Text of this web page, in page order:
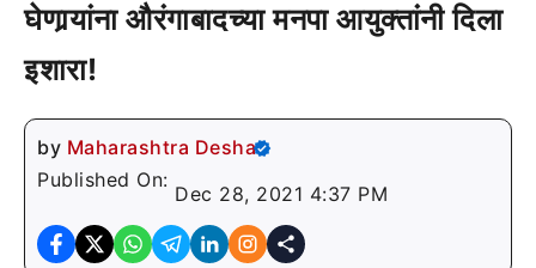
घेणार्‍यांना औरंगाबादच्या मनपा आयुक्तांनी दिला
इशारा!
by Maharashtra Desha
Published On:
Dec 28, 2021 4:37 PM